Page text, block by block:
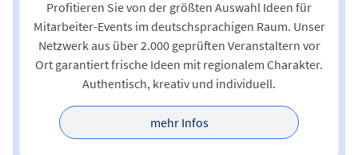
Profitieren Sie von der größten Auswahl Ideen für
Mitarbeiter-Events im deutschsprachigen Raum. Unser
Netzwerk aus über 2.000 geprüften Veranstaltern vor
Ort garantiert frische Ideen mit regionalem Charakter.
Authentisch, kreativ und individuell.
mehr Infos